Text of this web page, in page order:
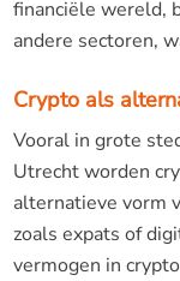
financiële wereld,
andere sectoren,
Crypto als
Vooral in grote
Utrecht worden
alternatieve vorm
zoals expats of
vermogen in